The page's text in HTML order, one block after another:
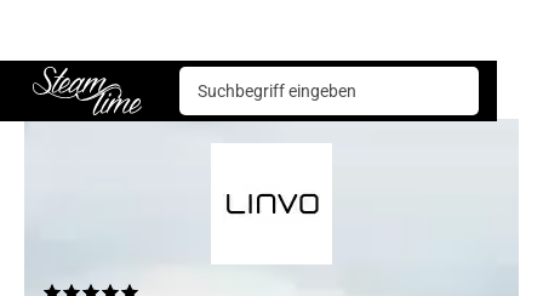
Steam time
E-Zigarette Mehrweg Systeme